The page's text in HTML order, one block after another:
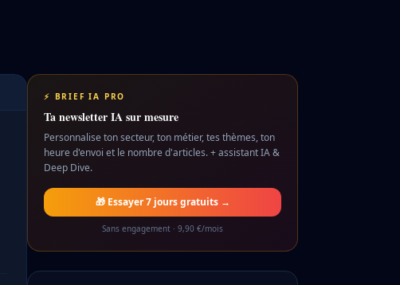
⚡ BRIEF IA PRO
Ta newsletter IA sur mesure
Personnalise ton secteur, ton métier, tes thèmes, ton
heure d'envoi et le nombre d'articles. + assistant IA &
Deep Dive.
🎁 Essayer 7 jours gratuits →
Sans engagement · 9,90 €/mois